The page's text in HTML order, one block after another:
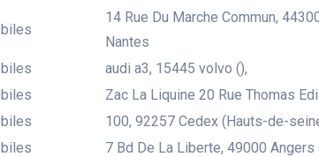
14 Rue Du Marche Commun,
Nantes
audi a3, 15445 volvo (),
Zac La Liquine 20 Rue Thomas
100, 92257 Cedex (Hauts-de-
7 Bd De La Liberte, 49000